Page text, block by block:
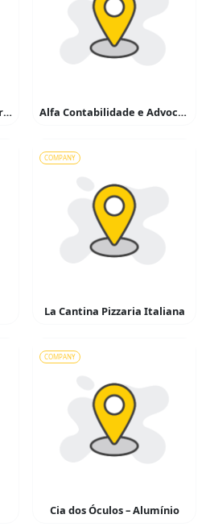
Rodotril Transportes de Cargas Alfa Contabilidade e Advocacia
COMPANY
La Cantina Pizzaria Italiana
COMPANY
Cia dos Óculos – Alumínio